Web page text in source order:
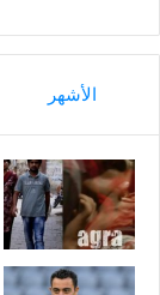
الأشهر